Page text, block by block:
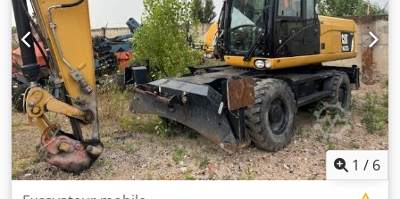
1 / 6